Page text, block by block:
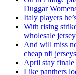
Duggar
Italy players
With rising
wholesale
And will miss
cheap nfl jerseys
April stay finale
Like panthers